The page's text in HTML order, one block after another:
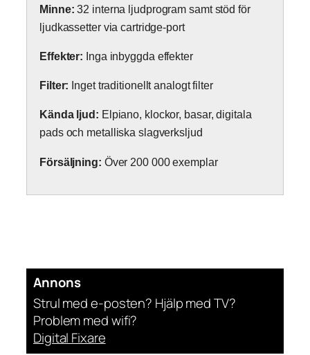
Minne: 32 interna ljudprogram samt stöd för
ljudkassetter via cartridge-port
Effekter: Inga inbyggda effekter
Filter: Inget traditionellt analogt filter
Kända ljud: Elpiano, klockor, basar, digitala
pads och metalliska slagverksljud
Försäljning: Över 200 000 exemplar
Annons
Strul med e-posten? Hjälp med TV?
Problem med wifi?
Digital Fixare